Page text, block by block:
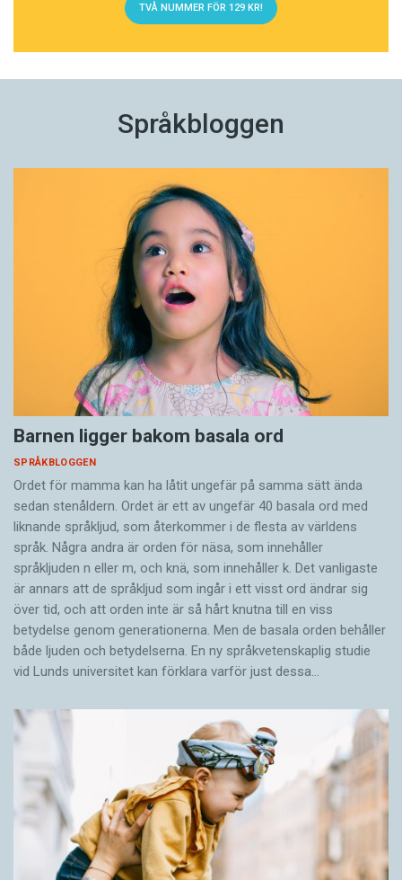
TVÅ NUMMER FÖR 129 KR!
Språkbloggen
Barnen ligger bakom basala ord
SPRÅKBLOGGEN
Ordet för mamma kan ha låtit ungefär på samma sätt ända
sedan stenåldern. Ordet är ett av ungefär 40 basala ord med
liknande språkljud, som återkommer i de flesta av världens
språk. Några andra är orden för näsa, som innehåller
språkljuden n eller m, och knä, som innehåller k. Det vanligaste
är annars att de språkljud som ingår i ett visst ord ändrar sig
över tid, och att orden inte är så hårt knutna till en viss
betydelse genom generationerna. Men de basala orden behåller
både ljuden och betydelserna. En ny språkvetenskaplig studie
vid Lunds universitet kan förklara varför just dessa…